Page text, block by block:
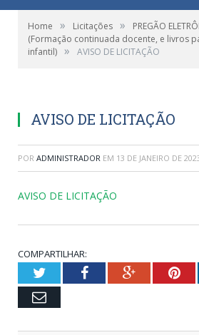
Home » Licitações »
PREGÃO
(Formação continuada docente, e livros
infantil) » AVISO DE LICITAÇÃO
AVISO DE LICITAÇÃO
POR ADMINISTRADOR EM 13 DE JANEIRO DE
AVISO DE LICITAÇÃO
COMPARTILHAR:
TwitterFacebookGoogle+
Email